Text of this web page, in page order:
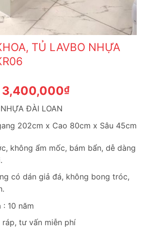
TỦ LAVBO NHỰA
Giá
gốc
là:
5,200,000₫.
3,400,000₫Giá
là:
ĐÀI LOAN
202cm x Cao 80cm x Sâu 45cm
không ẩm mốc, bám bẩn, dễ dàng
có dán giả đá, không bong tróc,
: 10 năm
ráp, tư vấn miễn phí